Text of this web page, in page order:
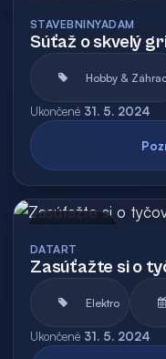
STAVEBNINYADAM
Súťaž o skvelý
Hobby &
Ukončené 31. 5. 2024
DATART
Zasúťažte si o
Elektro
Ukončené 31. 5. 2024